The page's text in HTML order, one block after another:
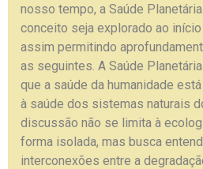
nosso tempo, a Saúde
conceito seja explorado ao
assim permitindo
as seguintes. A Saúde
que a saúde da humanidade
à saúde dos sistemas naturais
discussão não se limita à
forma isolada, mas busca
interconexões entre a